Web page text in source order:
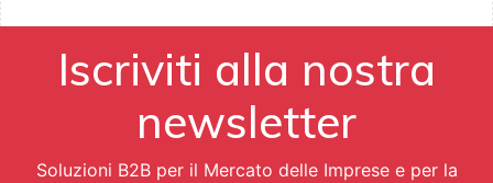
Iscriviti alla nostra
newsletter
Soluzioni B2B per il Mercato delle Imprese e per la